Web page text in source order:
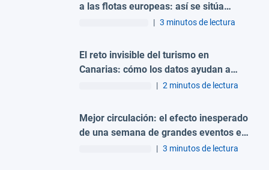
a las flotas europeas: así se sitúa
Madrid frente a Berlín y París
| 3 minutos de lectura
El reto invisible del turismo en
Canarias: cómo los datos ayudan a
gestionar la movilidad de millones de
| 2 minutos de lectura
Mejor circulación: el efecto inesperado
de una semana de grandes eventos en
| 3 minutos de lectura